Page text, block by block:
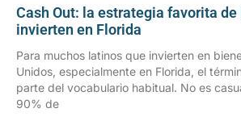
Cash Out: la estrategia favorita
invierten en Florida
Para muchos latinos que invierten en
Unidos, especialmente en Florida, el
parte del vocabulario habitual. No es
90% de